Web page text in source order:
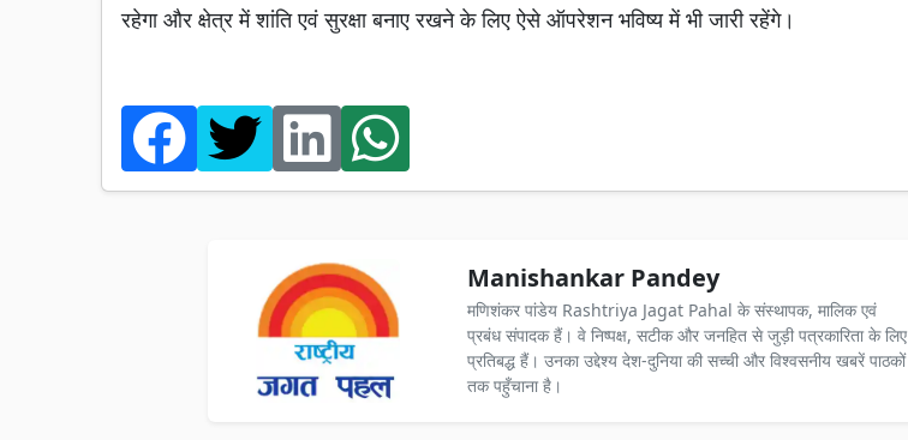
रहेगा और क्षेत्र में शांति एवं सुरक्षा बनाए रखने के लिए ऐसे ऑपरेशन भविष्य में भी जारी रहेंगे।
Manishankar Pandey
मणिशंकर पांडेय Rashtriya Jagat Pahal के संस्थापक, मालिक एवं
प्रबंध संपादक हैं। वे निष्पक्ष, सटीक और जनहित से जुड़ी पत्रकारिता के लिए
प्रतिबद्ध हैं। उनका उद्देश्य देश-दुनिया की सच्ची और विश्वसनीय खबरें पाठकों
तक पहुँचाना है।